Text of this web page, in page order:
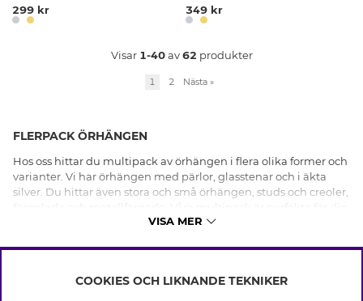
299 kr
349 kr
Visar 1-40av62 produkter
1 2 Nästa »
FLERPACK ÖRHÄNGEN
Hos oss hittar du multipack av örhängen i flera olika former och
varianter. Vi har örhängen med pärlor, glasstenar och i äkta
silver. Du hittar även stora och små örhängen, studs och creoler,
som gillar variation, har flera hål i öronen eller bara vill ha flera
VISA MER
INFO
COOKIES OCH LIKNANDE TEKNIKER